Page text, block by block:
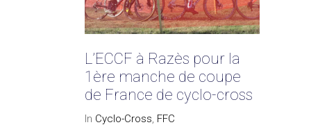
L’ECCF à Razès pour la
1ère manche de coupe
de France de cyclo-cross
In Cyclo-Cross, FFC